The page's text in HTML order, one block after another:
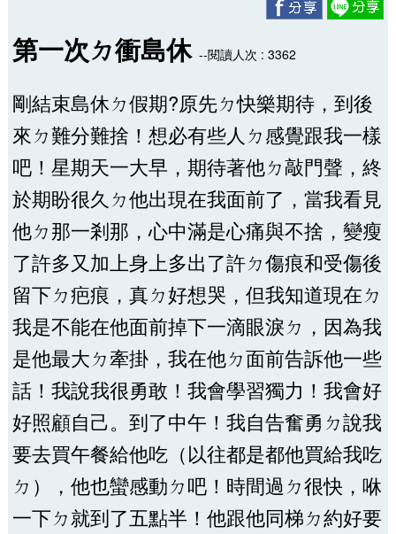
第一次ㄉ衝島休 --閱讀人次 : 3362
剛結束島休ㄉ假期?原先ㄉ快樂期待，到後
來ㄉ難分難捨！想必有些人ㄉ感覺跟我一樣
吧！星期天一大早，期待著他ㄉ敲門聲，終
於期盼很久ㄉ他出現在我面前了，當我看見
他ㄉ那一剎那，心中滿是心痛與不捨，變瘦
了許多又加上身上多出了許ㄉ傷痕和受傷後
留下ㄉ疤痕，真ㄉ好想哭，但我知道現在ㄉ
我是不能在他面前掉下一滴眼淚ㄉ，因為我
是他最大ㄉ牽掛，我在他ㄉ面前告訴他一些
話！我說我很勇敢！我會學習獨力！我會好
好照顧自己。到了中午！我自告奮勇ㄉ說我
要去買午餐給他吃（以往都是都他買給我吃
ㄉ），他也蠻感動ㄉ吧！時間過ㄉ很快，咻
一下ㄉ就到了五點半！他跟他同梯ㄉ約好要